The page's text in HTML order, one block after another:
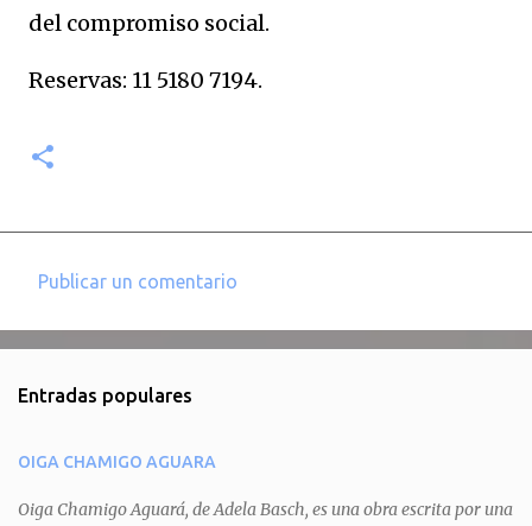
del compromiso social.
Reservas: 11 5180 7194.
e
t
a
Publicar un comentario
Entradas populares
OIGA CHAMIGO AGUARA
Oiga Chamigo Aguará, de Adela Basch, es una obra escrita por una